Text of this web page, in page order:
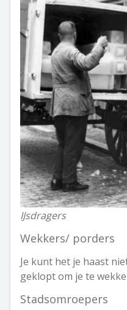
IJsdragers
Wekkers/ porders
Je kunt het je haast
geklopt om je te
Stadsomroepers